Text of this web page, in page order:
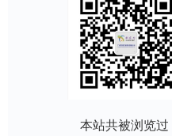
本站共被浏览